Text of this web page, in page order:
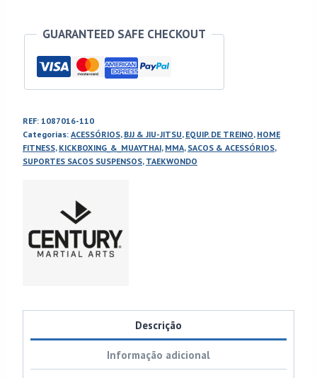
GUARANTEED SAFE CHECKOUT
REF: 1087016-110
Categorias: ACESSÓRIOS, BJJ & JIU-JITSU, EQUIP. DE TREINO, HOME
FITNESS, KICKBOXING_&_MUAYTHAI, MMA, SACOS & ACESSÓRIOS,
SUPORTES SACOS SUSPENSOS, TAEKWONDO
Descrição
Informação adicional